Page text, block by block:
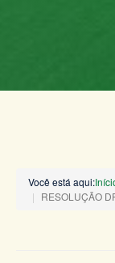
Você está aqui:
RESOLUÇÃO